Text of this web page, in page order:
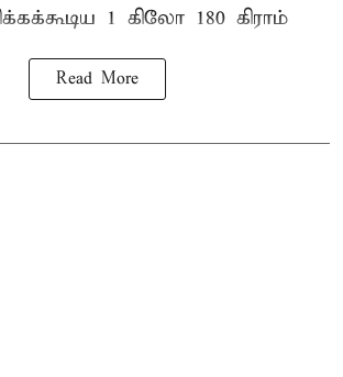
1 கிலோ 180 கிராம்
Read More